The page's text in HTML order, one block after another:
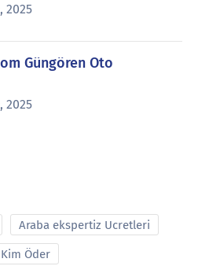
2025
Güngören Oto
2025
Araba ekspertiz Ucretleri
Öder